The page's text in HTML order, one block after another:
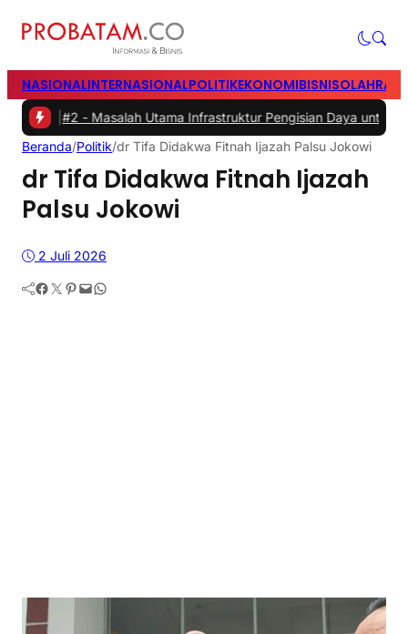
NASIONALINTERNASIONALPOLITIKEKONOMIBISNIS
Masalah Utama Infrastruktur Pengisian Daya untuk Mobil
Beranda/Politik/dr Tifa Didakwa Fitnah Ijazah Palsu Jokowi
dr Tifa Didakwa Fitnah Ijazah
Palsu Jokowi
2 Juli 2026
Facebook Twitter Pinterest Mail WhatsApp